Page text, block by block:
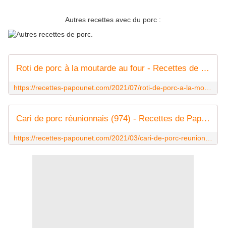
Autres recettes avec du porc :
Roti de porc à la moutarde au four - Recettes de Papounet
Cari de porc réunionnais (974) - Recettes de Papounet